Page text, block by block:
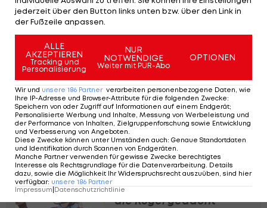
Ein Beitrag geteilt von ORF Sport (@orfsport)
Shiffrin holt erneut
Kristall: "Habe nicht an
die Kugel gedacht"
jederzeit über den Button links unten bzw. über den Link in
der Fußzeile anpassen.
ALLE
AKZEPTIEREN
Tracking und
Personalisierung
NUR
NOTWENDIGE
Weiter mit PUR-Abo
OPTIONEN
Wir und unsere 186 Partner verarbeiten personenbezogene Daten, wie
Ihre IP-Adresse und Browser-Attribute für die folgenden Zwecke:
Speichern von oder Zugriff auf Informationen auf einem Endgerät;
Personalisierte Werbung und Inhalte, Messung von Werbeleistung und
der Performance von Inhalten, Zielgruppenforschung sowie Entwicklung
und Verbesserung von Angeboten
Diese Zwecke können unter Umständen auch: Genaue Standortdaten
und Identifikation durch Scannen von Endgeräten
Manche Partner verwenden für gewisse Zwecke berechtigtes
Interesse als Rechtsgrundlage für die Datenverarbeitung. Details
dazu, sowie die Möglichkeit Ihr Widerspruchsrecht auszuüben, sind hier
verfügbar: unsere 186 Partner
Impressum|Datenschutzrichtlinie